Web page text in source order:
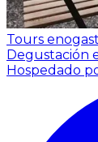
Tours
Degustación
Hospedado